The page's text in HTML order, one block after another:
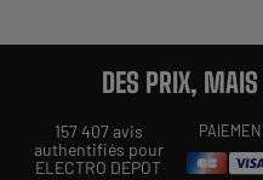
DES PRIX,
157 407 avis
authentifiés pour
ELECTRO DEPOT